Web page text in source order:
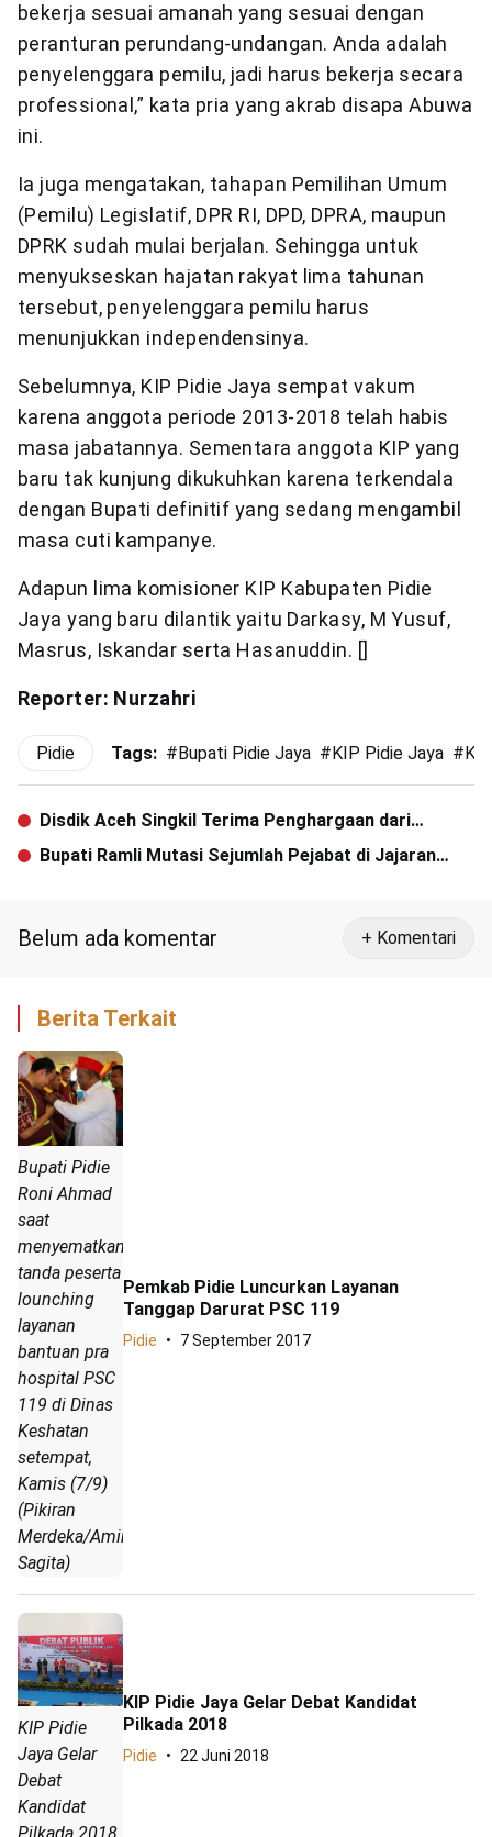
bekerja sesuai amanah yang sesuai dengan
peranturan perundang-undangan. Anda adalah
penyelenggara pemilu, jadi harus bekerja secara
professional,” kata pria yang akrab disapa Abuwa
ini.
Ia juga mengatakan, tahapan Pemilihan Umum
(Pemilu) Legislatif, DPR RI, DPD, DPRA, maupun
DPRK sudah mulai berjalan. Sehingga untuk
menyukseskan hajatan rakyat lima tahunan
tersebut, penyelenggara pemilu harus
menunjukkan independensinya.
Sebelumnya, KIP Pidie Jaya sempat vakum
karena anggota periode 2013-2018 telah habis
masa jabatannya. Sementara anggota KIP yang
baru tak kunjung dikukuhkan karena terkendala
dengan Bupati definitif yang sedang mengambil
masa cuti kampanye.
Adapun lima komisioner KIP Kabupaten Pidie
Jaya yang baru dilantik yaitu Darkasy, M Yusuf,
Masrus, Iskandar serta Hasanuddin. []
Reporter: Nurzahri
Pidie Tags: # Bupati Pidie Jaya # KIP Pidie Jaya #
Disdik Aceh Singkil Terima Penghargaan dari
Kemendikbud RI
Bupati Ramli Mutasi Sejumlah Pejabat di Jajaran
Belum ada komentar + Komentari
Berita Terkait
Bupati Pidie
Roni Ahmad
saat
menyematkan
tanda peserta
lounching
layanan
bantuan pra
hospital PSC
119 di Dinas
Keshatan
setempat,
Kamis (7/9)
(Pikiran
Merdeka/Amir
Sagita)
Pemkab Pidie Luncurkan Layanan
Tanggap Darurat PSC 119
Pidie 7 September 2017
KIP Pidie
Jaya Gelar
Debat
Kandidat
KIP Pidie Jaya Gelar Debat Kandidat
Pilkada 2018
Pidie 22 Juni 2018